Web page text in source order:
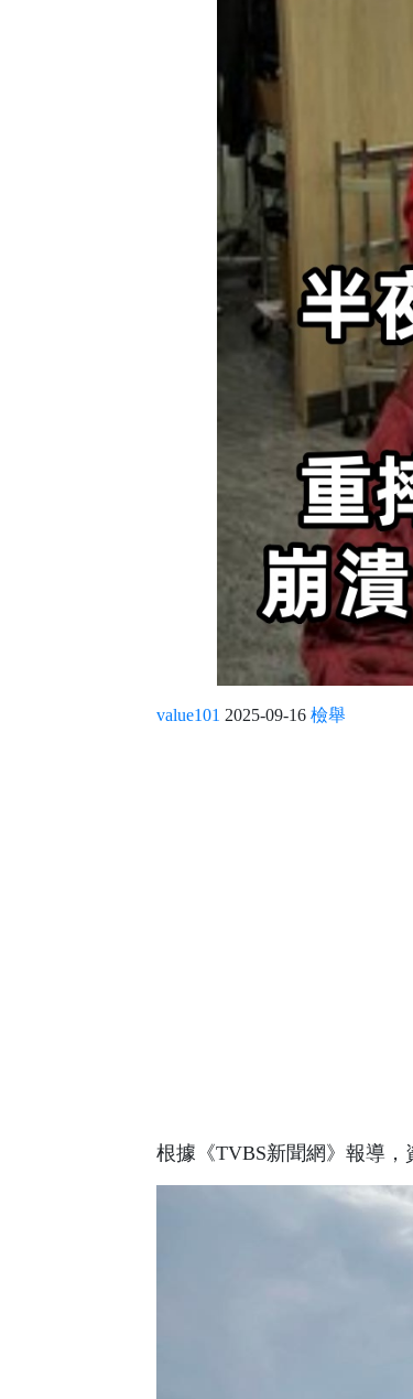
value101 2025-09-16 檢舉
根據《TVBS新聞網》報導，